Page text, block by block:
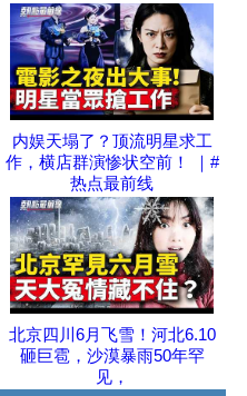
内娱天塌了？顶流明星求工
作，横店群演惨状空前！ ｜#
热点最前线
北京四川6月飞雪！河北6.10
砸巨雹，沙漠暴雨50年罕
见，